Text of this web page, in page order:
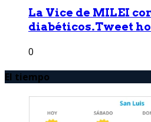
La Vice de MILEI
diabéticos.Tweet
0
El tiempo